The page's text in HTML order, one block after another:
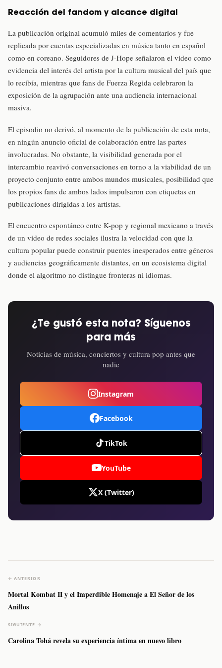
Reacción del fandom y alcance digital
La publicación original acumuló miles de comentarios y fue
replicada por cuentas especializadas en música tanto en español
como en coreano. Seguidores de J-Hope señalaron el video como
evidencia del interés del artista por la cultura musical del país que
lo recibía, mientras que fans de Fuerza Regida celebraron la
exposición de la agrupación ante una audiencia internacional
masiva.
El episodio no derivó, al momento de la publicación de esta nota,
en ningún anuncio oficial de colaboración entre las partes
involucradas. No obstante, la visibilidad generada por el
intercambio reavivó conversaciones en torno a la viabilidad de un
proyecto conjunto entre ambos mundos musicales, posibilidad que
los propios fans de ambos lados impulsaron con etiquetas en
publicaciones dirigidas a los artistas.
El encuentro espontáneo entre K-pop y regional mexicano a través
de un video de redes sociales ilustra la velocidad con que la
cultura popular puede construir puentes inesperados entre géneros
y audiencias geográficamente distantes, en un ecosistema digital
donde el algoritmo no distingue fronteras ni idiomas.
¿Te gustó esta nota? Síguenos
para más
Noticias de música, conciertos y cultura pop antes que
nadie
Instagram
Facebook
TikTok
YouTube
X (Twitter)
← ANTERIOR
Mortal Kombat II y el Imperdible Homenaje a El Señor de los
Anillos
SIGUIENTE →
Carolina Tohá revela su experiencia íntima en nuevo libro